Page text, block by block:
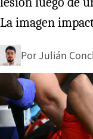
La imagen
PorJulián